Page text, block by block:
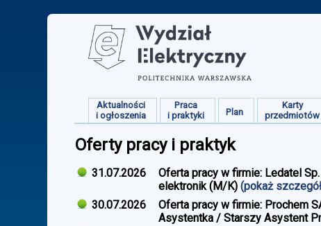
Aktualności
i ogłoszenia
Praca
i praktyki
Plan
Karty
przedmiotów
Oferty pracy i praktyk
31.07.2026
Oferta pracy w firmie: Ledatel
elektronik (M/K) (pokaż
30.07.2026
Oferta pracy w firmie: Prochem
Asystentka / Starszy Asystent